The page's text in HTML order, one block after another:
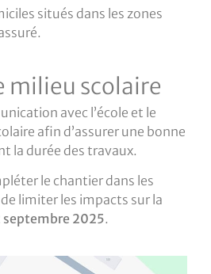
situés dans les zones
milieu scolaire
avec l’école et le
afin d’assurer une bonne
la durée des travaux.
le chantier dans les
limiter les impacts sur la
septembre 2025.